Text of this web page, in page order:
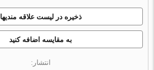
ذخیره در لیست علاقه مندیها
به مقایسه اضافه کنید
انتشار: